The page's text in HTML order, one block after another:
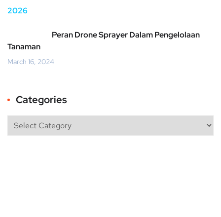
Peran Drone Sprayer Dalam Pengelolaan
Tanaman
March 16, 2024
Categories